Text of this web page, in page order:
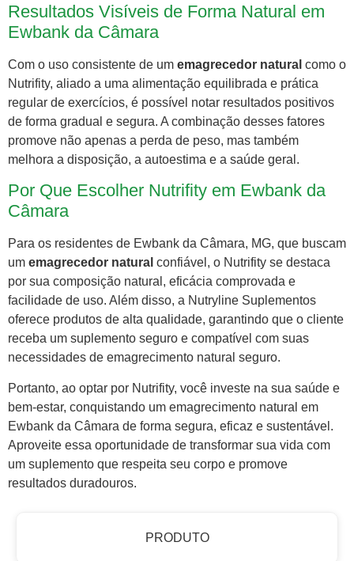
Resultados Visíveis de Forma Natural em
Ewbank da Câmara
Com o uso consistente de um emagrecedor natural como o
Nutrifity, aliado a uma alimentação equilibrada e prática
regular de exercícios, é possível notar resultados positivos
de forma gradual e segura. A combinação desses fatores
promove não apenas a perda de peso, mas também
melhora a disposição, a autoestima e a saúde geral.
Por Que Escolher Nutrifity em Ewbank da
Câmara
Para os residentes de Ewbank da Câmara, MG, que buscam
um emagrecedor natural confiável, o Nutrifity se destaca
por sua composição natural, eficácia comprovada e
facilidade de uso. Além disso, a Nutryline Suplementos
oferece produtos de alta qualidade, garantindo que o cliente
receba um suplemento seguro e compatível com suas
necessidades de emagrecimento natural seguro.
Portanto, ao optar por Nutrifity, você investe na sua saúde e
bem-estar, conquistando um emagrecimento natural em
Ewbank da Câmara de forma segura, eficaz e sustentável.
Aproveite essa oportunidade de transformar sua vida com
um suplemento que respeita seu corpo e promove
resultados duradouros.
PRODUTO